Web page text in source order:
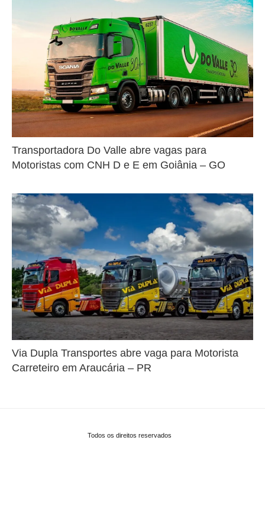
Transportadora Do Valle abre vagas para
Motoristas com CNH D e E em Goiânia – GO
Via Dupla Transportes abre vaga para Motorista
Carreteiro em Araucária – PR
Todos os direitos reservados